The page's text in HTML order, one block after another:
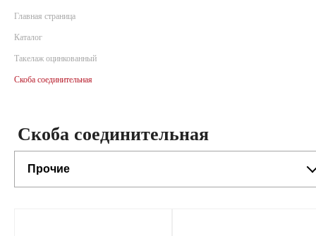
Главная страница
Каталог
Такелаж оцинкованный
Скоба соединительная
Скоба соединительная
Прочие